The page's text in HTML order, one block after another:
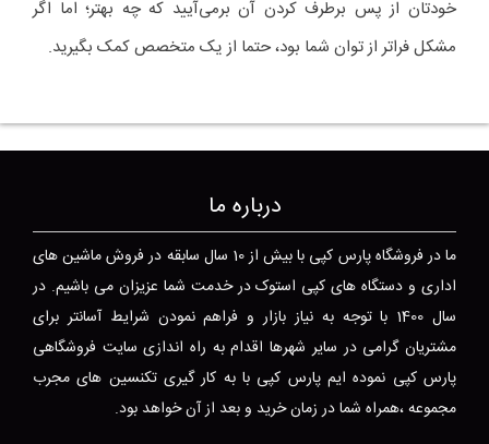
خودتان از پس برطرف کردن آن برمی‌آیید که چه بهتر؛ اما اگر
مشکل فراتر از توان شما بود، حتما از یک متخصص کمک بگیرید.
درباره ما
ما در فروشگاه پارس کپی با بیش از 10 سال سابقه در فروش ماشین های
اداری و دستگاه های کپی استوک در خدمت شما عزیزان می باشیم. در
سال 1400 با توجه به نیاز بازار و فراهم نمودن شرایط آسانتر برای
مشتریان گرامی در سایر شهرها اقدام به راه اندازی سایت فروشگاهی
پارس کپی نموده ایم پارس کپی با به کار گیری تکنسین های مجرب
مجموعه ،همراه شما در زمان خرید و بعد از آن خواهد بود.